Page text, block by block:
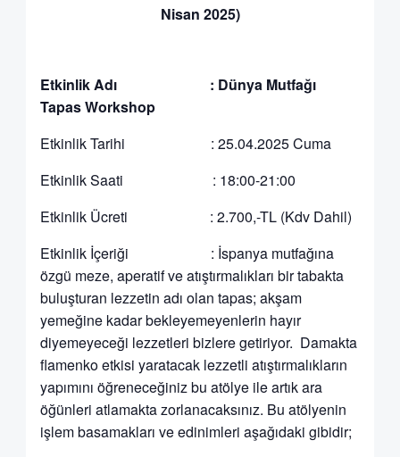
Nisan 2025)
Etkinlik Adı : Dünya Mutfağı
TapasWorkshop
Etkinlik Tarihi : 25.04.2025 Cuma
Etkinlik Saati : 18:00-21:00
Etkinlik Ücreti : 2.700,-TL (Kdv Dahil)
Etkinlik İçeriği : İspanya mutfağına
özgü meze, aperatif ve atıştırmalıkları bir tabakta
buluşturan lezzetin adı olan tapas; akşam
yemeğine kadar bekleyemeyenlerin hayır
diyemeyeceği lezzetleri bizlere getiriyor. Damakta
flamenko etkisi yaratacak lezzetli atıştırmalıkların
yapımını öğreneceğiniz bu atölye ile artık ara
öğünleri atlamakta zorlanacaksınız. Bu atölyenin
işlem basamakları ve edinimleri aşağıdaki gibidir;